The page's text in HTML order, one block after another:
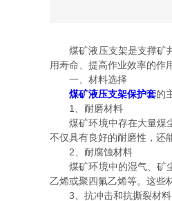
煤矿液压支架是支撑矿井
用寿命、提高作业效率的作
一、材料选择
煤矿液压支架保护套的
1、耐磨材料
煤矿环境中存在大量煤尘
不仅具有良好的耐磨性，还
2、耐腐蚀材料
煤矿环境中的湿气、矿尘
乙烯或聚四氟乙烯等。这些
3、抗冲击和抗撕裂材料